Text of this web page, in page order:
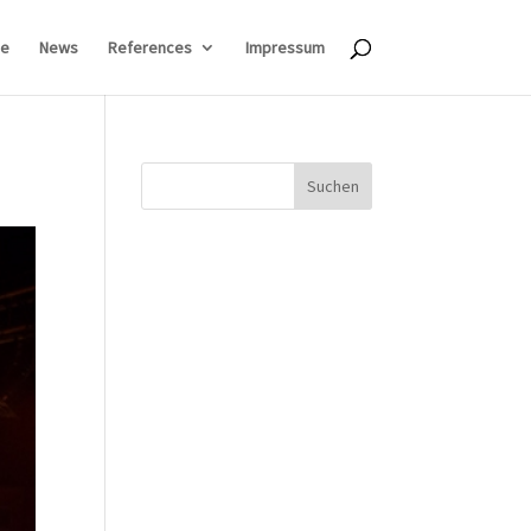
News References Impressum